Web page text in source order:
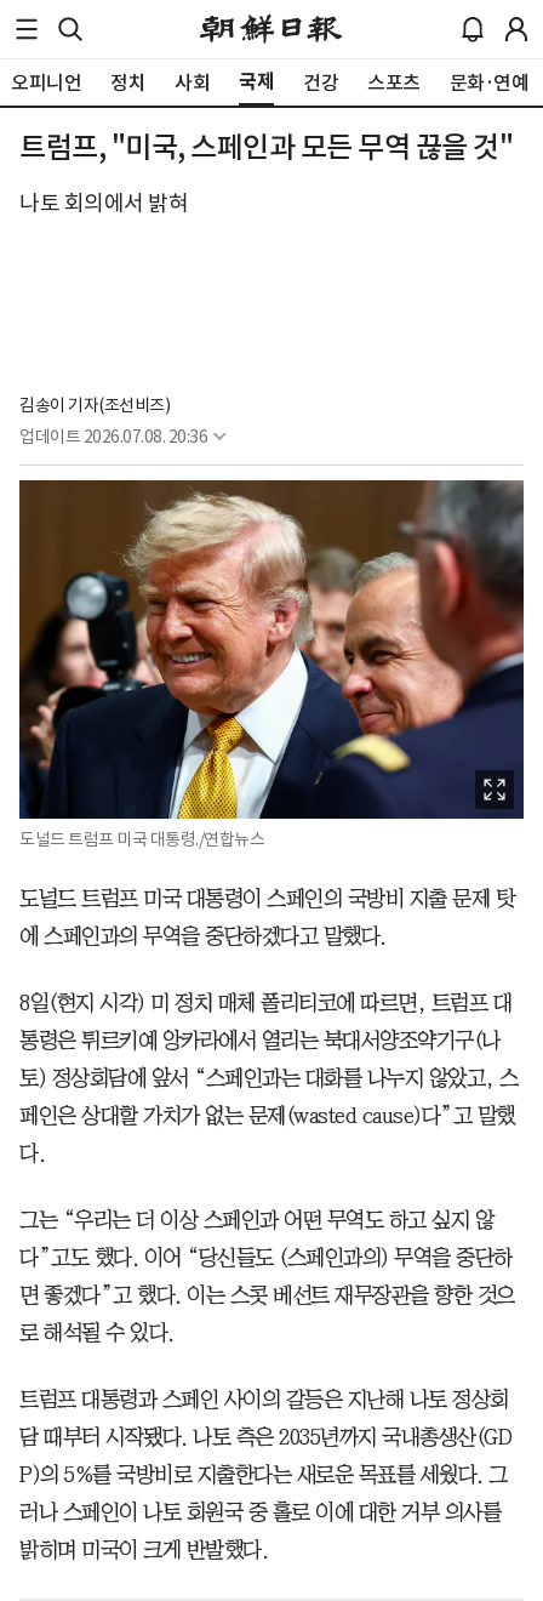
오피니언 정치 사회 국제 건강 스포츠 문화·연예
트럼프, "미국, 스페인과 모든 무역 끊을 것"
나토 회의에서 밝혀
김송이 기자(조선비즈)
업데이트 2026.07.08. 20:36
도널드 트럼프 미국 대통령./연합뉴스
도널드 트럼프 미국 대통령이 스페인의 국방비 지출 문제 탓
에 스페인과의 무역을 중단하겠다고 말했다.
8일(현지 시각) 미 정치 매체 폴리티코에 따르면, 트럼프 대
통령은 튀르키예 앙카라에서 열리는 북대서양조약기구(나
토) 정상회담에 앞서 “스페인과는 대화를 나누지 않았고, 스
페인은 상대할 가치가 없는 문제(wasted cause)다”고 말했
다.
그는 “우리는 더 이상 스페인과 어떤 무역도 하고 싶지 않
다”고도 했다. 이어 “당신들도 (스페인과의) 무역을 중단하
면 좋겠다”고 했다. 이는 스콧 베선트 재무장관을 향한 것으
로 해석될 수 있다.
트럼프 대통령과 스페인 사이의 갈등은 지난해 나토 정상회
담 때부터 시작됐다. 나토 측은 2035년까지 국내총생산(GD
P)의 5%를 국방비로 지출한다는 새로운 목표를 세웠다. 그
러나 스페인이 나토 회원국 중 홀로 이에 대한 거부 의사를
밝히며 미국이 크게 반발했다.